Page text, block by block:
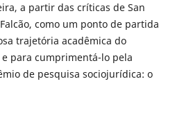
a partir das críticas de San
como um ponto de partida
trajetória acadêmica do
para cumprimentá-lo pela
de pesquisa sociojurídica: o